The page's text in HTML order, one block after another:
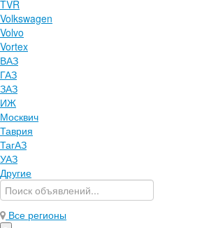
TVR
Volkswagen
Volvo
Vortex
ВАЗ
ГАЗ
ЗАЗ
ИЖ
Москвич
Таврия
ТагАЗ
УАЗ
Другие
Все регионы